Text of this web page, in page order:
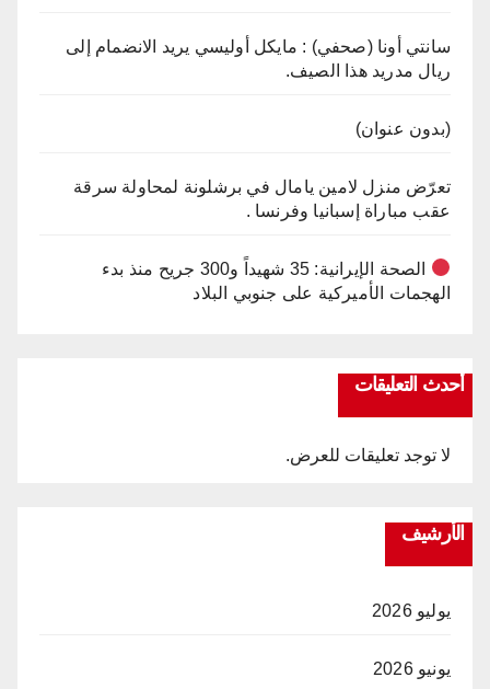
سانتي أونا (صحفي) : مايكل أوليسي يريد الانضمام إلى
ريال مدريد هذا الصيف.
(بدون عنوان)
تعرّض منزل لامين يامال في برشلونة لمحاولة سرقة
عقب مباراة إسبانيا وفرنسا .
الصحة الإيرانية: 35 شهيداً و300 جريح منذ بدء
الهجمات الأميركية على جنوبي البلاد
أحدث التعليقات
لا توجد تعليقات للعرض.
الأرشيف
يوليو 2026
يونيو 2026